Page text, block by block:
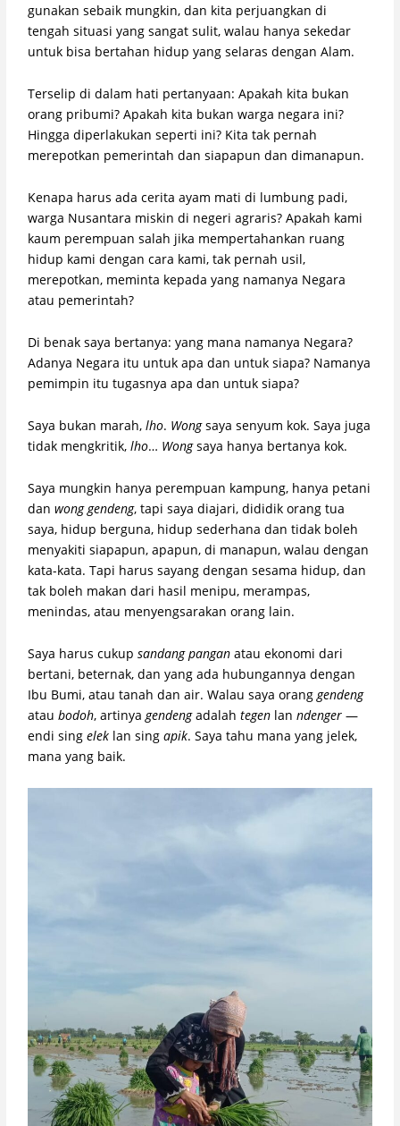
gunakan sebaik mungkin, dan kita perjuangkan di
tengah situasi yang sangat sulit, walau hanya sekedar
untuk bisa bertahan hidup yang selaras dengan Alam.
Terselip di dalam hati pertanyaan: Apakah kita bukan
orang pribumi? Apakah kita bukan warga negara ini?
Hingga diperlakukan seperti ini? Kita tak pernah
merepotkan pemerintah dan siapapun dan dimanapun.
Kenapa harus ada cerita ayam mati di lumbung padi,
warga Nusantara miskin di negeri agraris? Apakah kami
kaum perempuan salah jika mempertahankan ruang
hidup kami dengan cara kami, tak pernah usil,
merepotkan, meminta kepada yang namanya Negara
atau pemerintah?
Di benak saya bertanya: yang mana namanya Negara?
Adanya Negara itu untuk apa dan untuk siapa? Namanya
pemimpin itu tugasnya apa dan untuk siapa?
Saya bukan marah,lho. Wongsaya senyum kok. Saya juga
tidak mengkritik,lho… Wongsaya hanya bertanya kok.
Saya mungkin hanya perempuan kampung, hanya petani
danwong gendeng, tapi saya diajari, dididik orang tua
saya, hidup berguna, hidup sederhana dan tidak boleh
menyakiti siapapun, apapun, di manapun, walau dengan
kata-kata. Tapi harus sayang dengan sesama hidup, dan
tak boleh makan dari hasil menipu, merampas,
menindas, atau menyengsarakan orang lain.
Saya harus cukupsandang pangan atau ekonomi dari
bertani, beternak, dan yang ada hubungannya dengan
Ibu Bumi, atau tanah dan air. Walau saya oranggendeng
ataubodoh, artinyagendengadalahtegen lanndenger —
endi singelek lan singapik. Saya tahu mana yang jelek,
mana yang baik.